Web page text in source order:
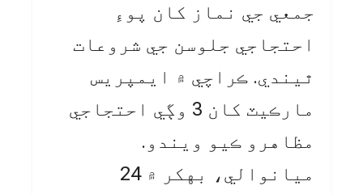
جمعي جي نماز کان پوءِ
احتجاجي جلوسن جي شروعات
ٿيندي. ڪراچي ۾ ايمپريس
مارڪيٽ کان 3 وڳي احتجاجي
مظاهرو ڪيو ويندو.
ميانوالي، بهکر ۾ 24